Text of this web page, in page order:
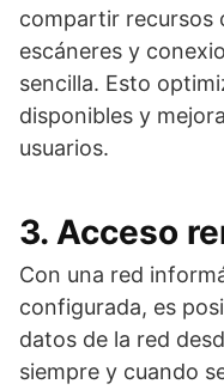
compartir recursos
escáneres y
sencilla. Esto
disponibles y
usuarios.
3. Acceso
Con una red
configurada, es
datos de la red
siempre y cuando